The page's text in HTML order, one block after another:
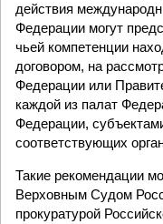
действия
Федерации могут
чьей компетенции
договором, на
Федерации или
каждой из палат
Федерации,
соответствующих
Такие рекомендации
Верховным Судом
прокуратурой